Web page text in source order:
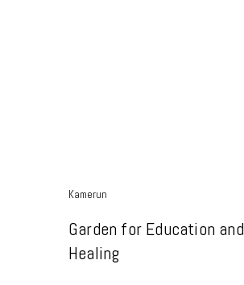
Kamerun
Garden for Education and
Healing